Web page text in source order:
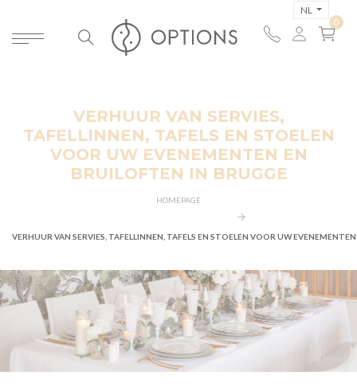
NL
VERHUUR VAN SERVIES,
TAFELLINNEN, TAFELS EN STOELEN
VOOR UW EVENEMENTEN EN
BRUILOFTEN IN BRUGGE
HOMEPAGE
VERHUUR VAN SERVIES, TAFELLINNEN, TAFELS EN STOELEN VOOR UW